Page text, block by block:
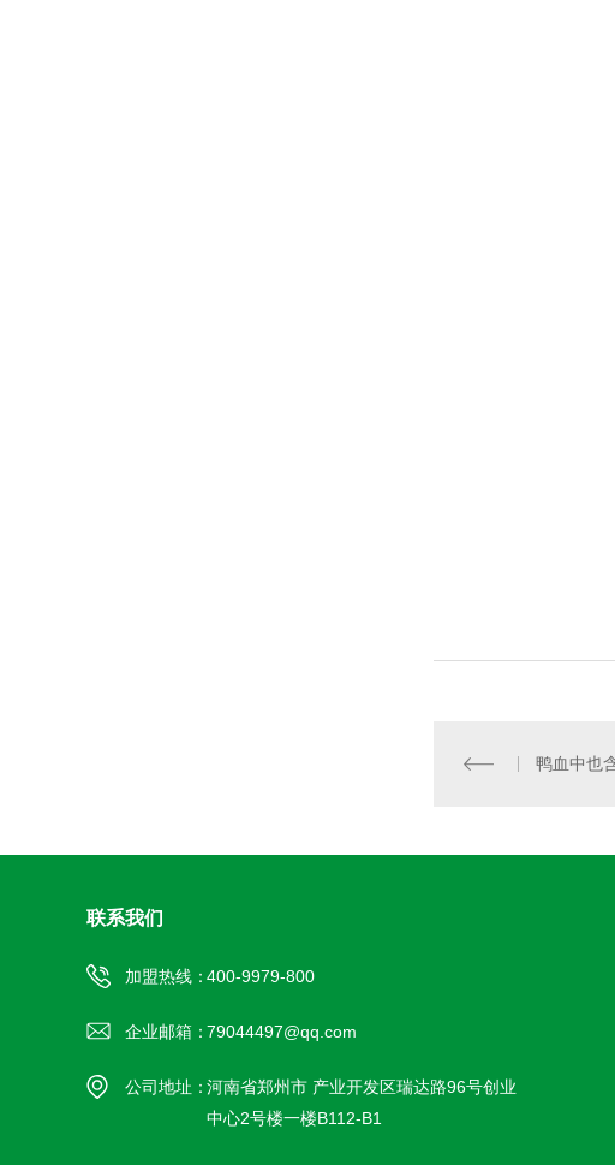
联系我们
加盟热线：400-9979-800
企业邮箱：79044497@qq.com
公司地址：河南省郑州市 产业开发区瑞达路96号创业
中心2号楼一楼B112-B1